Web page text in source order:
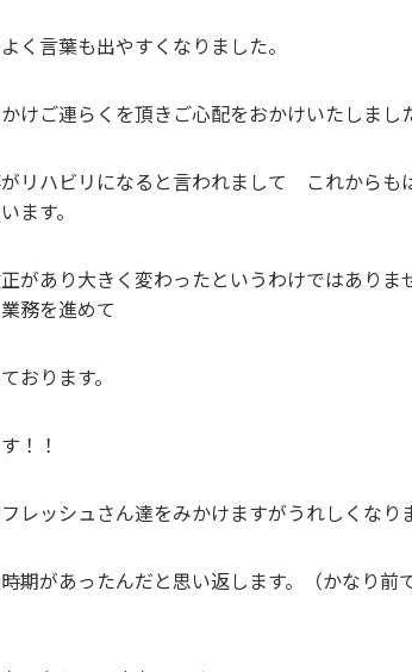
く言葉も出やすくなりました。
けご連らくを頂きご心配をおかけいたしまし
リハビリになると言われまして これからも
ます。
があり大きく変わったというわけではありま
務を進めて
おります。
！！
レッシュさん達をみかけますがうれしくなり
期があったんだと思い返します。（かなり前